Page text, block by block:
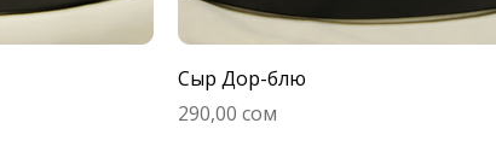
Сыр Дор-блю
Цена
290,00 сом